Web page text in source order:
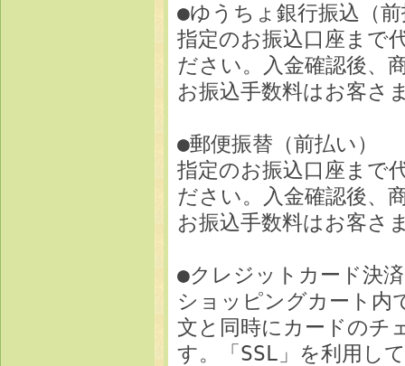
●ゆうちょ銀行振込（
指定のお振込口座まで
ださい。入金確認後、
お振込手数料はお客さ
●郵便振替（前払い）
指定のお振込口座まで
ださい。入金確認後、
お振込手数料はお客さ
●クレジットカード決済
ショッピングカート内
文と同時にカードのチ
す。「SSL」を利用し